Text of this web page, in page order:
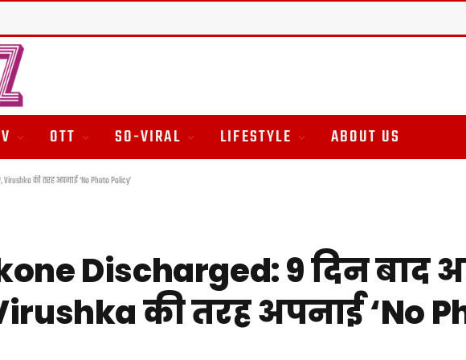
OTT SO-VIRAL LIFESTYLE ABOUT US
की तरह अपनाई ‘No Photo Policy’
Discharged: 9 दिन बाद
Virushka की तरह अपनाई ‘No